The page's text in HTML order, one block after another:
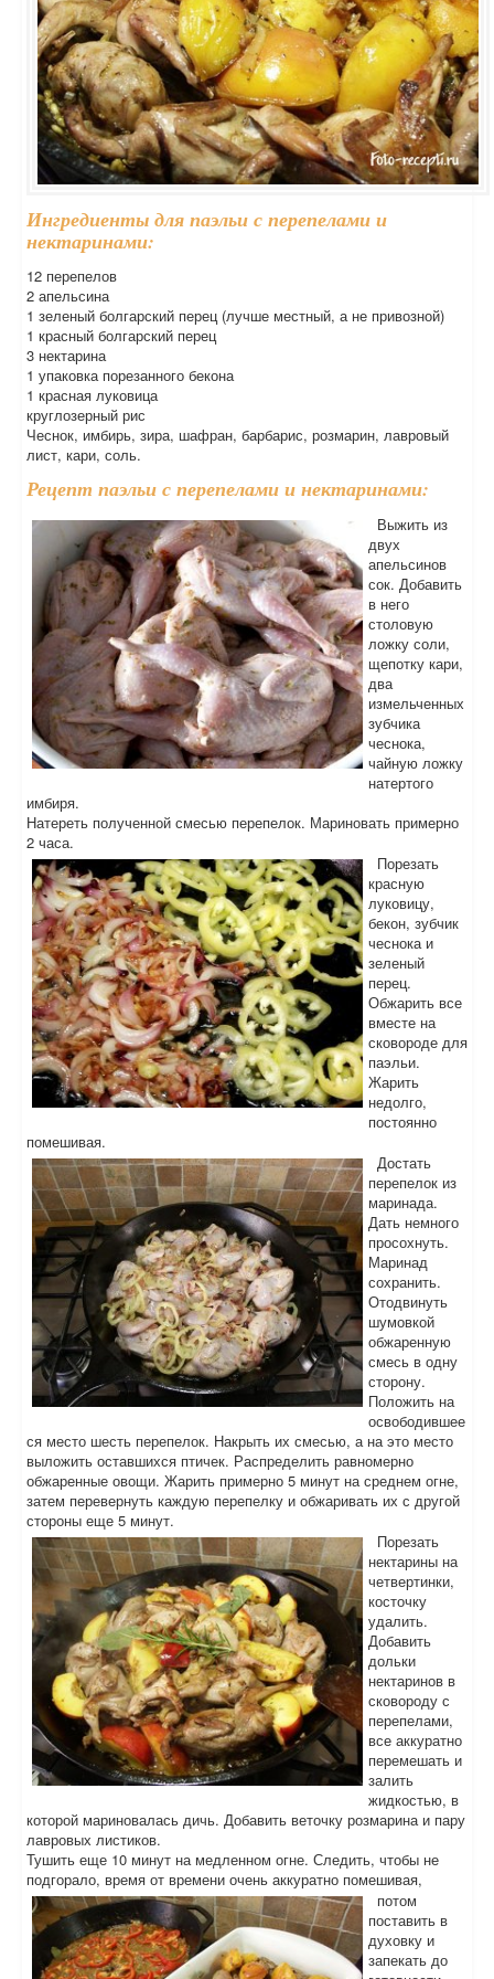
Ингредиенты для паэльи с перепелами и
нектаринами:
12 перепелов
2 апельсина
1 зеленый болгарский перец (лучше местный, а не привозной)
1 красный болгарский перец
3 нектарина
1 упаковка порезанного бекона
1 красная луковица
круглозерный рис
Чеснок, имбирь, зира, шафран, барбарис, розмарин, лавровый
лист, кари, соль.
Рецепт паэльи с перепелами и нектаринами:
Выжить из
двух
апельсинов
сок. Добавить
в него
столовую
ложку соли,
щепотку кари,
два
измельченных
зубчика
чеснока,
чайную ложку
натертого
имбиря.
Натереть полученной смесью перепелок. Мариновать примерно
2 часа.
Порезать
красную
луковицу,
бекон, зубчик
чеснока и
зеленый
перец.
Обжарить все
вместе на
сковороде для
паэльи.
Жарить
недолго,
постоянно
помешивая.
Достать
перепелок из
маринада.
Дать немного
просохнуть.
Маринад
сохранить.
Отодвинуть
шумовкой
обжаренную
смесь в одну
сторону.
Положить на
освободившее
ся место шесть перепелок. Накрыть их смесью, а на это место
выложить оставшихся птичек. Распределить равномерно
обжаренные овощи. Жарить примерно 5 минут на среднем огне,
затем перевернуть каждую перепелку и обжаривать их с другой
стороны еще 5 минут.
Порезать
нектарины на
четвертинки,
косточку
удалить.
Добавить
дольки
нектаринов в
сковороду с
перепелами,
все аккуратно
перемешать и
залить
жидкостью, в
которой мариновалась дичь. Добавить веточку розмарина и пару
лавровых листиков.
Тушить еще 10 минут на медленном огне. Следить, чтобы не
подгорало, время от времени очень аккуратно помешивая,
потом
поставить в
духовку и
запекать до